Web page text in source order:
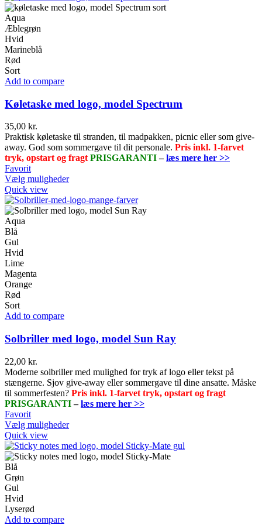
Aqua
Æblegrøn
Hvid
Marineblå
Rød
Sort
Add to compare
Køletaske med logo, model Spectrum
35,00 kr.
Praktisk køletaske til stranden, til madpakken, picnic eller som give-
away. God som sommergave til dit personale. Pris inkl. 1-farvet
tryk, opstart og fragt PRISGARANTI–læs mere her >>
Favorit
Vælg mulighederDette
har
flere
Quick view
Aqua
Blå
Gul
Hvid
Lime
Magenta
Orange
Rød
Sort
Add to compare
Solbriller med logo, model Sun Ray
22,00 kr.
Moderne solbriller med mulighed for tryk af logo eller tekst på
stængerne. Sjov give-away eller sommergave til dine ansatte. Måske
til sommerfesten? Pris inkl. 1-farvet tryk, opstart og fragt
PRISGARANTI–læs mere her >>
Favorit
Vælg mulighederDette
har
flere
Quick view
Blå
Grøn
Gul
Hvid
Lyserød
Add to compare